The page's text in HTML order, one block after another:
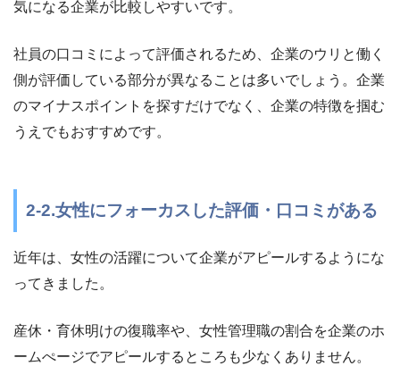
気になる企業が比較しやすいです。
社員の口コミによって評価されるため、企業のウリと働く
側が評価している部分が異なることは多いでしょう。企業
のマイナスポイントを探すだけでなく、企業の特徴を掴む
うえでもおすすめです。
2-2.女性にフォーカスした評価・口コミがある
近年は、女性の活躍について企業がアピールするようにな
ってきました。
産休・育休明けの復職率や、女性管理職の割合を企業のホ
ームぺージでアピールするところも少なくありません。